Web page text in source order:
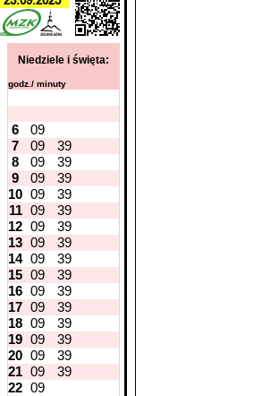
Niedziele i święta:
godz./ minuty
6
09
7 09
39
8 09
39
9 09
39
10 09
39
11 09
39
12 09
39
13 09
39
14 09
39
15 09
39
16 09
39
17 09
39
18 09
39
19 09
39
20 09
39
21 09
39
22 09